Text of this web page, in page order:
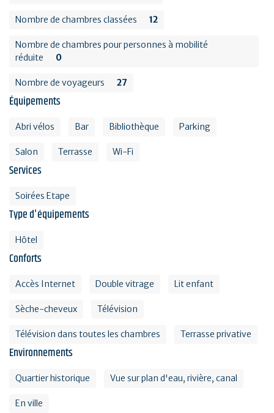
Nombre de chambres classées 12
Nombre de chambres pour personnes à mobilité
réduite
0
Nombre de voyageurs 27
Équipements
Abri vélos Bar Bibliothèque Parking
Salon Terrasse Wi-Fi
Services
Soirées Etape
Type d'équipements
Hôtel
Conforts
Accès Internet Double vitrage Lit enfant
Sèche-cheveux Télévision
Télévision dans toutes les chambres Terrasse privative
Environnements
Quartier historique Vue sur plan d'eau, rivière, canal
En ville